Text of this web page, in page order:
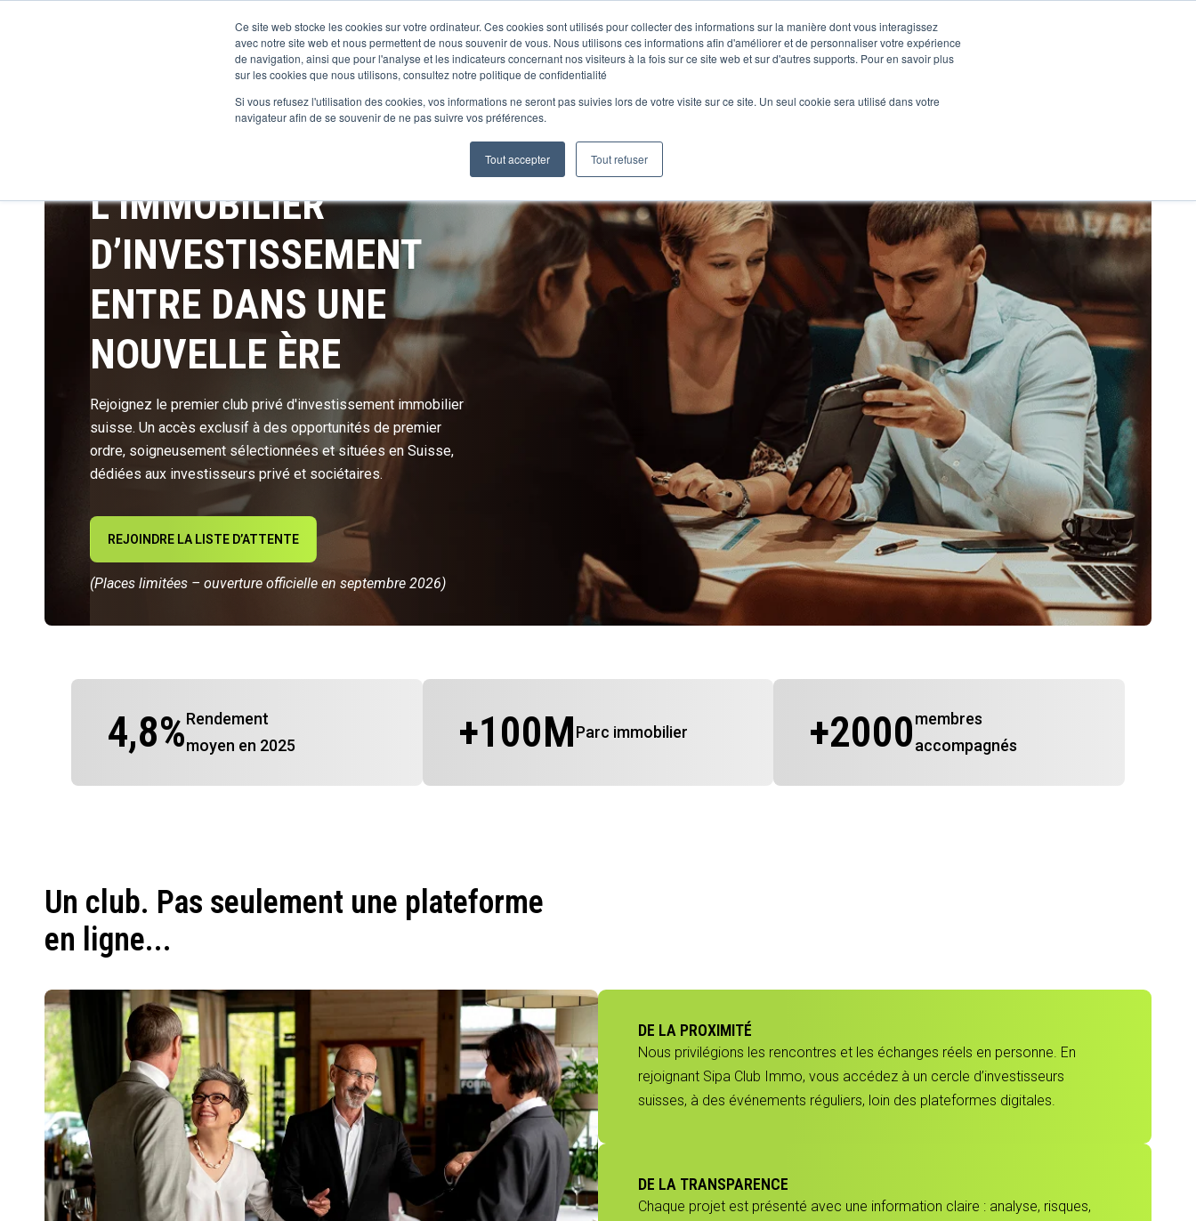
Ce site web stocke les cookies sur votre ordinateur. Ces cookies sont utilisés pour collecter des informations sur la manière dont vous interagissez
avec notre site web et nous permettent de nous souvenir de vous. Nous utilisons ces informations afin d'améliorer et de personnaliser votre expérience
de navigation, ainsi que pour l'analyse et les indicateurs concernant nos visiteurs à la fois sur ce site web et sur d'autres supports. Pour en savoir plus
sur les cookies que nous utilisons, consultez notre politique de confidentialité
Si vous refusez l'utilisation des cookies, vos informations ne seront pas suivies lors de votre visite sur ce site. Un seul cookie sera utilisé dans votre
navigateur afin de se souvenir de ne pas suivre vos préférences.
Tout accepter Tout refuser
Le ClubNos réalisationsActualités
L’IMMOBILIER
D’INVESTISSEMENT
ENTRE DANS UNE
NOUVELLE ÈRE
Rejoignez le premier club privé d'investissement immobilier
suisse. Un accès exclusif à des opportunités de premier
ordre, soigneusement sélectionnées et situées en Suisse,
dédiées aux investisseurs privé et sociétaires.
REJOINDRE LA LISTE D’ATTENTE
(Places limitées – ouverture officielle en septembre 2026)
4,8%Rendement
moyen en 2025
+100MParc immobilier +2000membres
accompagnés
Un club. Pas seulement une plateforme
en ligne...
DE LA PROXIMITÉ
Nous privilégions les rencontres et les échanges réels en personne. En
rejoignant Sipa Club Immo, vous accédez à un cercle d’investisseurs
suisses, à des événements réguliers, loin des plateformes digitales.
DE LA TRANSPARENCE
Chaque projet est présenté avec une information claire : analyse, risques,